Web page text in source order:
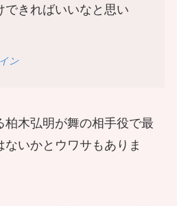
できればいいなと思い
ン
柏木弘明が舞の相手役で最
いかとウワサもありま